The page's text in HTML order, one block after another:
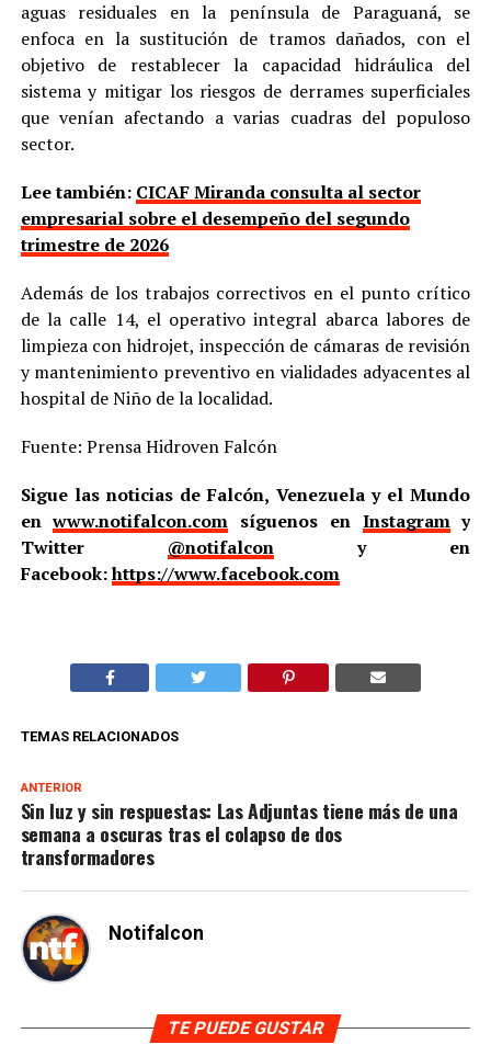
aguas residuales en la península de Paraguaná, se
enfoca en la sustitución de tramos dañados, con el
objetivo de restablecer la capacidad hidráulica del
sistema y mitigar los riesgos de derrames superficiales
que venían afectando a varias cuadras del populoso
sector.
Lee también: CICAF Miranda consulta al sector
empresarial sobre el desempeño del segundo
trimestre de 2026
Además de los trabajos correctivos en el punto crítico
de la calle 14, el operativo integral abarca labores de
limpieza con hidrojet, inspección de cámaras de revisión
y mantenimiento preventivo en vialidades adyacentes al
hospital de Niño de la localidad.
Fuente: Prensa Hidroven Falcón
Sigue las noticias de Falcón, Venezuela y el Mundo
enwww.notifalcon.com síguenos en Instagramy
Twitter @notifalcony en
Facebook:https://www.facebook.com
TEMAS RELACIONADOS
ANTERIOR
Sin luz y sin respuestas: Las Adjuntas tiene más de una
semana a oscuras tras el colapso de dos
transformadores
Notifalcon
TE PUEDE GUSTAR